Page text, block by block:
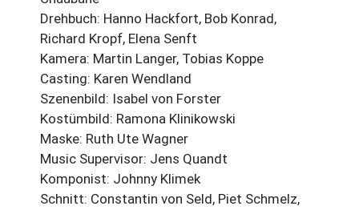
Drehbuch: Hanno Hackfort, Bob Konrad,
Richard Kropf, Elena Senft
Kamera: Martin Langer, Tobias Koppe
Casting: Karen Wendland
Szenenbild: Isabel von Forster
Kostümbild: Ramona Klinikowski
Maske: Ruth Ute Wagner
Music Supervisor: Jens Quandt
Komponist: Johnny Klimek
Schnitt: Constantin von Seld, Piet Schmelz,